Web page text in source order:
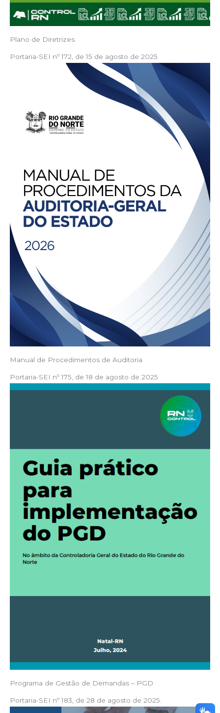
Plano de Diretrizes
Portaria-SEI nº 172, de 15 de agosto de 2025
Manual de Procedimentos de Auditoria
Portaria-SEI nº 175, de 18 de agosto de 2025
Programa de Gestão de Demandas – PGD
Portaria-SEI nº 183, de 28 de agosto de 2025.